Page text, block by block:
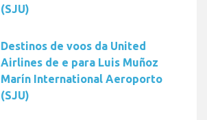
(SJU)
Destinos de voos da United
Airlines de e para Luis Muñoz
Marín International Aeroporto
(SJU)